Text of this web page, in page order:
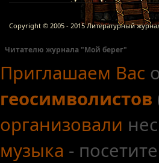
Copyright © 2005 - 2015 Литературный
Читателю журнала "Мой берег"
Приглашаем Вас
геосимволистов
организовали
музыка - посетите